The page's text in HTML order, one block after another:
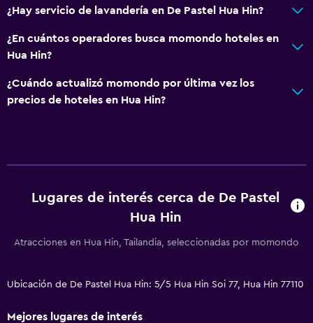
¿Hay servicio de lavandería en De Pastel Hua Hin?
¿En cuántos operadores busca momondo hoteles en
Hua Hin?
¿Cuándo actualizó momondo por última vez los
precios de hoteles en Hua Hin?
Lugares de interés cerca de De Pastel
Hua Hin
Atracciones en Hua Hin, Tailandia, seleccionadas por momondo
Ubicación de De Pastel Hua Hin: 5/5 Hua Hin Soi 77, Hua Hin 77110
Mejores lugares de interés